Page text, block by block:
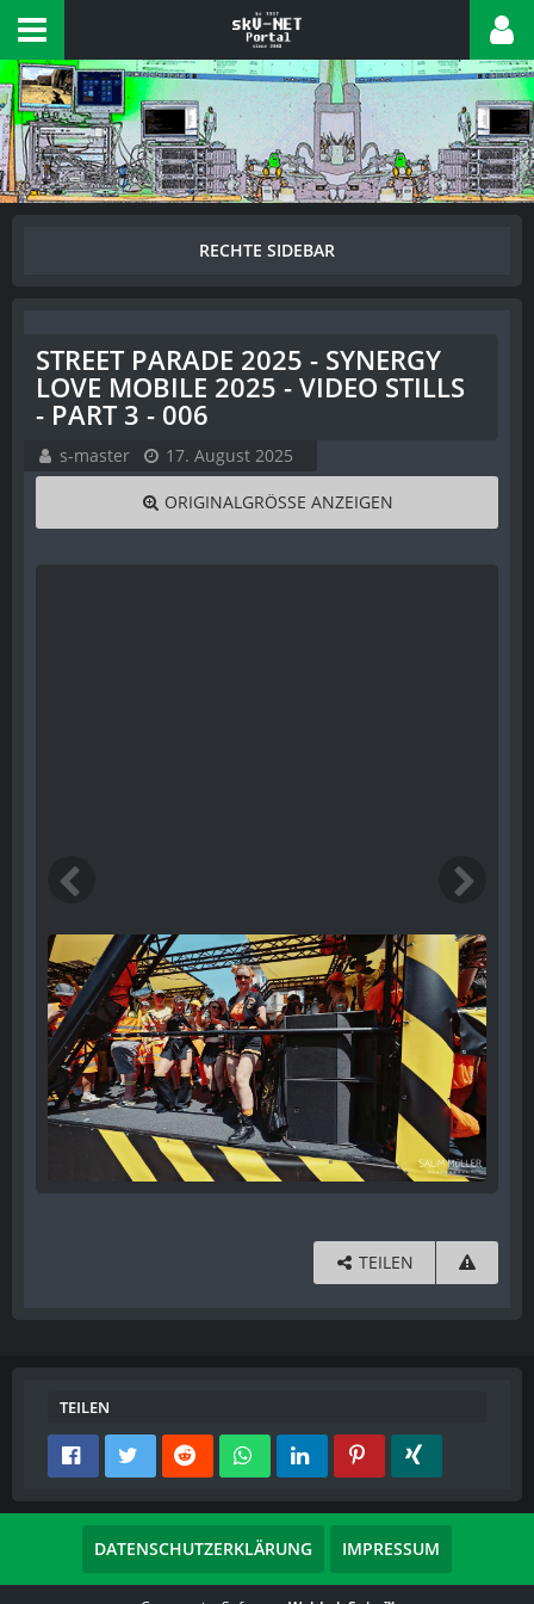
STREET PARADE 2025 - SYNERGY
LOVE MOBILE 2025 - VIDEO STILLS
- PART 3 - 006
s-master 17. August 2025
ORIGINALGRÖSSE ANZEIGEN
TEILEN
TEILEN
DATENSCHUTZERKLÄRUNG IMPRESSUM